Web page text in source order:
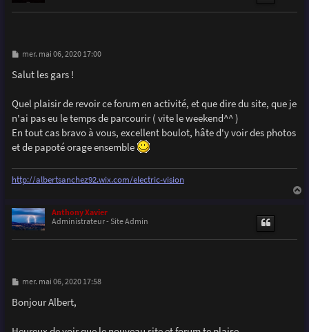
M
s
s
e
mer. mai 06, 2020 17:00
Salut les gars !
Quel plaisir de revoir ce forum en activité, et que dire du site, que je
n'ai pas eu le temps de parcourir ( vite le weekend^^ )
En tout cas bravo à vous, excellent boulot, hâte d'y voir des photos
et de papoté orage ensemble
http://albertsanchez92.wix.com/electric-vision
Anthony Xavier
Administrateur - Site Admin
M
s
s
mer. mai 06, 2020 17:58
Bonjour Albert,